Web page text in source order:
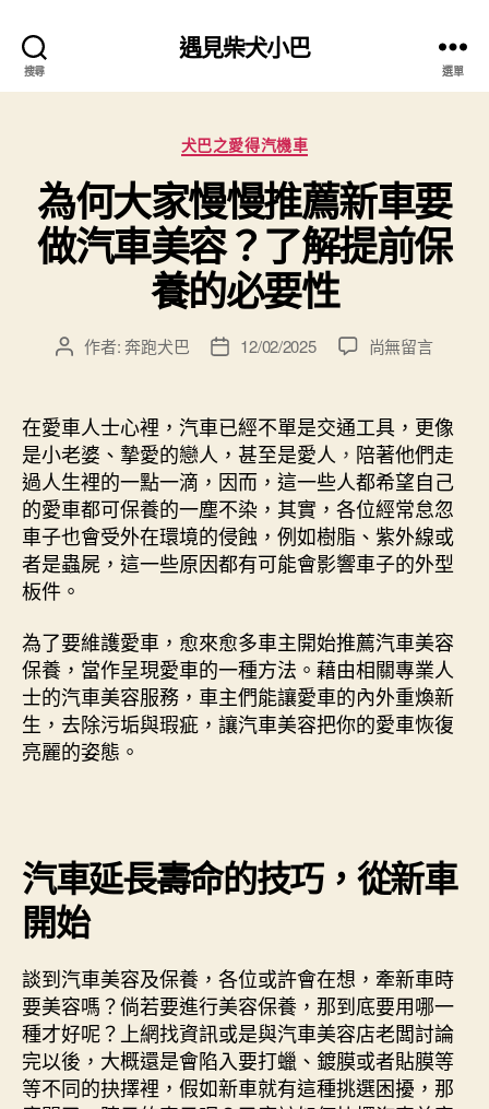
搜尋
遇見柴犬小巴
選單
分
類
犬巴之愛得汽機車
為何大家慢慢推薦新車要
做汽車美容？了解提前保
養的必要性
文
者
作者:奔跑犬巴
文
佈
日
期
12/02/2025
在
大
家
慢
慢
推
薦
新
做
汽
車
美
容？
養
的
性〉
中
尚無留言
在愛車人士心裡，汽車已經不單是交通工具，更像
是小老婆、摯愛的戀人，甚至是愛人 ， 陪著他們走
過人生裡的一點一滴，因而，這一些人都希望自己
的愛車都可保養的一塵不染，其實，各位經常怠忽
車子也會受外在環境的侵蝕，例如樹脂、紫外線或
者是蟲屍，這一些原因都有可能會影響車子的外型
板件。
為了要維護愛車，愈來愈多車主開始推薦汽車美容
保養，當作呈現愛車的一種方法。藉由相關專業人
士的汽車美容服務，車主們能讓愛車的內外重煥新
生，去除污垢與瑕疵，讓汽車美容把你的愛車恢復
亮麗的姿態。
汽車延長壽命的技巧，從新車
開始
談到汽車美容及保養，各位或許會在想，牽新車時
要美容嗎？倘若要進行美容保養，那到底要用哪一
種才好呢？上網找資訊或是與汽車美容店老闆討論
完以後，大概還是會陷入要打蠟、鍍膜或者貼膜等
等不同的抉擇裡，假如新車就有這種挑選困擾，那